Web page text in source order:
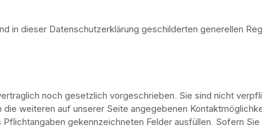
in dieser Datenschutzerklärung geschilderten generellen
noch gesetzlich vorgeschrieben. Sie sind nicht
weiteren auf unserer Seite angegebenen
gekennzeichneten Felder ausfüllen. Sofern Sie